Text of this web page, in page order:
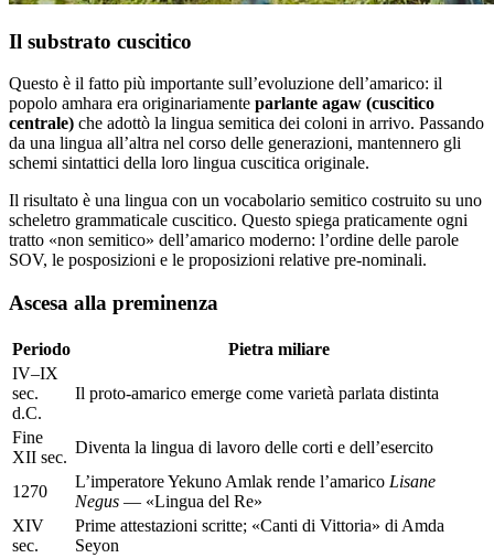
Il substrato cuscitico
Questo è il fatto più importante sull’evoluzione dell’amarico: il
popolo amhara era originariamente parlante agaw (cuscitico
centrale) che adottò la lingua semitica dei coloni in arrivo. Passando
da una lingua all’altra nel corso delle generazioni, mantennero gli
schemi sintattici della loro lingua cuscitica originale.
Il risultato è una lingua con un vocabolario semitico costruito su uno
scheletro grammaticale cuscitico. Questo spiega praticamente ogni
tratto «non semitico» dell’amarico moderno: l’ordine delle parole
SOV, le posposizioni e le proposizioni relative pre-nominali.
Ascesa alla preminenza
Periodo
Pietra miliare
IV–IX
sec.
d.C.
Il proto-amarico emerge come varietà parlata distinta
Fine
XII sec.
Diventa la lingua di lavoro delle corti e dell’esercito
1270
L’imperatore Yekuno Amlak rende l’amarico Lisane
Negus — «Lingua del Re»
XIV
sec.
Prime attestazioni scritte; «Canti di Vittoria» di Amda
Seyon